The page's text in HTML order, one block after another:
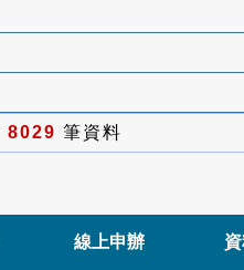
8029 筆資料
線上申辦